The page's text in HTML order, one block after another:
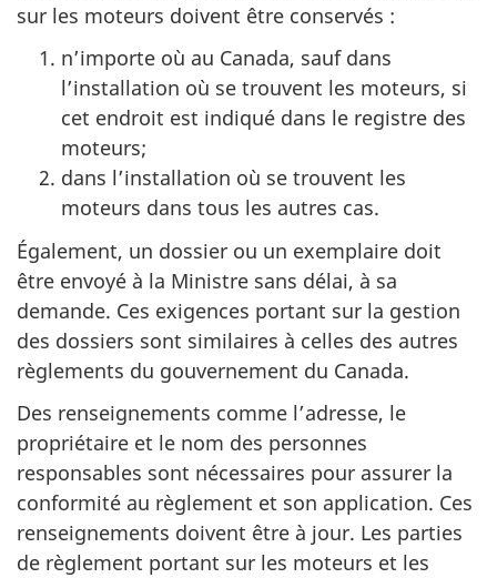
sur les moteurs doivent être conservés :
n’importe où au Canada, sauf dans
l’installation où se trouvent les moteurs, si
cet endroit est indiqué dans le registre des
moteurs;
dans l’installation où se trouvent les
moteurs dans tous les autres cas.
Également, un dossier ou un exemplaire doit
être envoyé à la Ministre sans délai, à sa
demande. Ces exigences portant sur la gestion
des dossiers sont similaires à celles des autres
règlements du gouvernement du Canada.
Des renseignements comme l’adresse, le
propriétaire et le nom des personnes
responsables sont nécessaires pour assurer la
conformité au règlement et son application. Ces
renseignements doivent être à jour. Les parties
de règlement portant sur les moteurs et les